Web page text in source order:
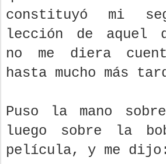
constituyó mi
lección de aquel
no me diera
hasta mucho más
Puso la mano
luego sobre la
película, y me dijo: